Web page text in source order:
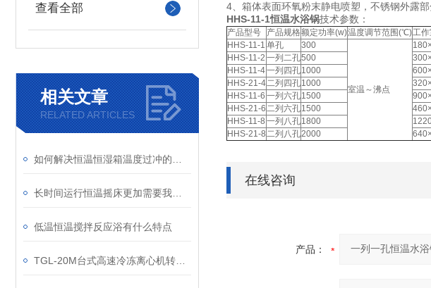
查看全部
相关文章
RELATED ARTICLES
低温恒温搅拌反应浴有什么特点
4、箱体表面环氧粉末静电喷塑，不锈钢外露
HHS-11-1恒温水浴锅技术参数：
产品型号 产品规格额定功率(w)温度调节范围(℃)工
HHS-11-1 单孔 300
室温～沸点
HHS-11-2 一列二孔500
HHS-11-4一列四孔1000
HHS-21-4二列四孔1000
HHS-11-6 一列六孔1500
HHS-21-6二列六孔1500
HHS-11-8 一列八孔1800
HHS-21-8二列八孔2000
在线咨询
产品：